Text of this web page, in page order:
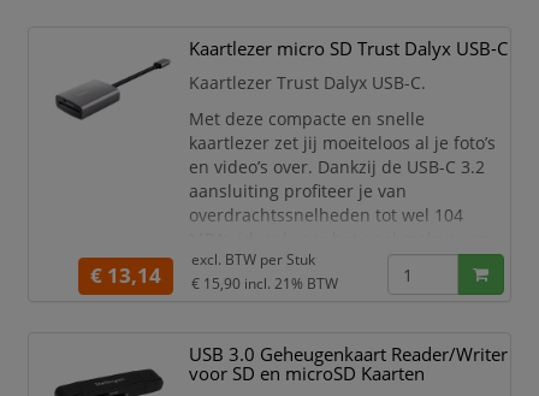
Hoogte van hoofdproduct (in
mm):16 mm
Diepte van hoofdproduct (in
mm): 79 mm
Breedte van hoofdproduct (in
mm): 64 mm
Compatibele
Kaartlezer micro SD Trust Dalyx USB-C
Kaartlezer Trust Dalyx USB-C.
Met deze compacte en snelle
kaartlezer zet jij moeiteloos al je foto’s
en video’s over. Dankzij de USB-C 3.2
aansluiting profiteer je van
overdrachtssnelheden tot wel 104
back-ups van belangrijke bestanden en
herinneringen. Het stevige aluminium
draagbaar. Stop hem eenvoudig in je
tas en neem hem overal mee naar
€ 13,14
excl. BTW per Stuk
€ 15,90 incl. 21% BTW
USB 3.0 Geheugenkaart Reader/Writer
voor SD en microSD Kaarten